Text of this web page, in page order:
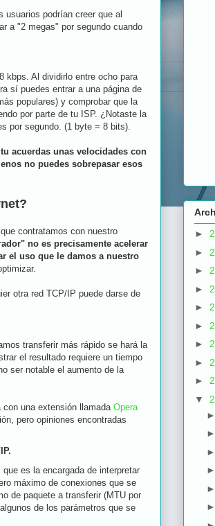
usuarios podrían creer que al
a "2 megas" por segundo cuando
kbps. Al dividirlo entre ocho para
sí puedes entrar a una página de
populares) y comprobar que la
por parte de tu ISP. ¿Notaste la
por segundo. (1 byte = 8 bits).
tu acuerdas unas velocidades con
no puedes sobrepasar esos
contratamos con nuestro
no es precisamente acelerar
el uso que le damos a nuestro
otra red TCP/IP puede darse de
transferir más rápido se hará la
el resultado requiere un tiempo
ser notable el aumento de la
una extensión llamada Opera
pero opiniones encontradas
es la encargada de interpretar
máximo de conexiones que se
de paquete a transferir (MTU por
de los parámetros que se
►
►
►
►
►
►
►
►
►
▼
►
►
►
►
►
►